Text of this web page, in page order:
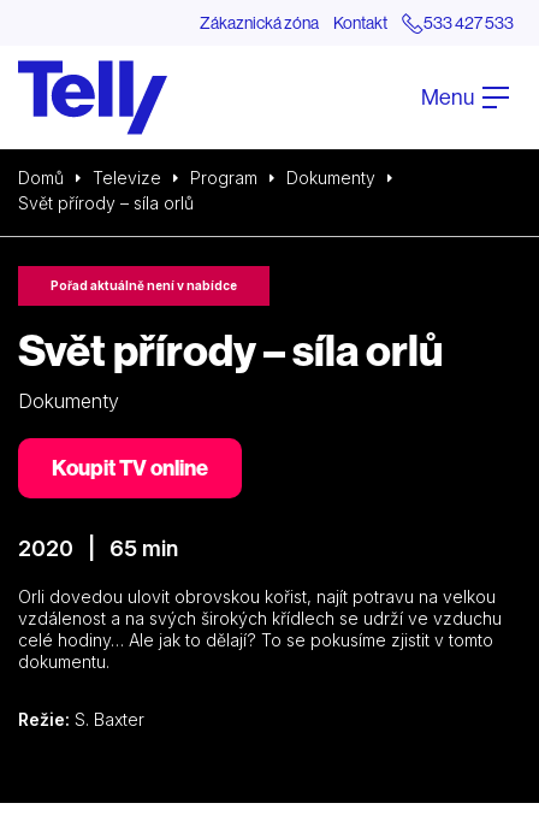
Zákaznická zóna Kontakt 533 427 533
Menu
Domů Televize Program
Dokumenty
Svět přírody – síla orlů
Pořad aktuálně není v nabídce
Svět přírody – síla orlů
Dokumenty
Koupit TV online
2020 | 65 min
Orli dovedou ulovit obrovskou kořist, najít potravu na velkou
vzdálenost a na svých širokých křídlech se udrží ve vzduchu
celé hodiny… Ale jak to dělají? To se pokusíme zjistit v tomto
dokumentu.
Režie: S. Baxter